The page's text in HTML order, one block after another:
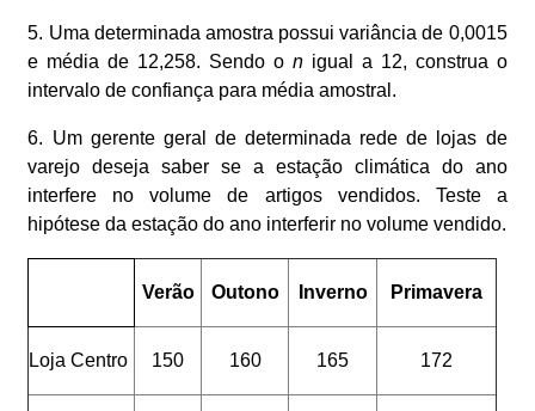
5. Uma determinada amostra possui variância de 0,0015
e média de 12,258. Sendo o n igual a 12, construa o
intervalo de confiança para média amostral.
6. Um gerente geral de determinada rede de lojas de
varejo deseja saber se a estação climática do ano
interfere no volume de artigos vendidos. Teste a
hipótese da estação do ano interferir no volume vendido.
Verão Outono Inverno Primavera
Loja Centro 150 160 165 172